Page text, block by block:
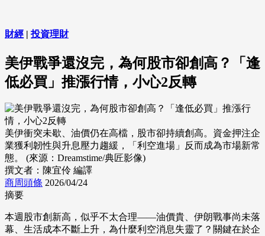
財經 | 投資理財
美伊戰爭還沒完，為何股市卻創高？「逢
低必買」推漲行情，小心2反轉
美伊衝突未歇、油價仍在高檔，股市卻持續創高。資金押注企
業獲利韌性與升息壓力趨緩，「利空進場」反而成為市場新常
態。 (來源：Dreamstime/典匠影像)
撰文者：陳宜伶 編譯
商周頭條 2026/04/24
摘要
本週股市創新高，似乎不太合理——油價貴、伊朗戰事尚未落
幕、生活成本不斷上升，為什麼利空消息失靈了？關鍵在於企